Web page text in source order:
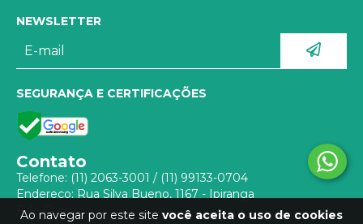
Ao navegar por este site você aceita o uso de cookies
NEWSLETTER
SEGURANÇA E CERTIFICAÇÕES
Contato
Telefone: (11) 2063-3001 / (11) 99133-0704
Endereço: Rua Silva Bueno, 1167 - Ipiranga
Fale Conosco